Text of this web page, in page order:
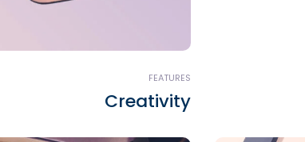
FEATURES
Creativity